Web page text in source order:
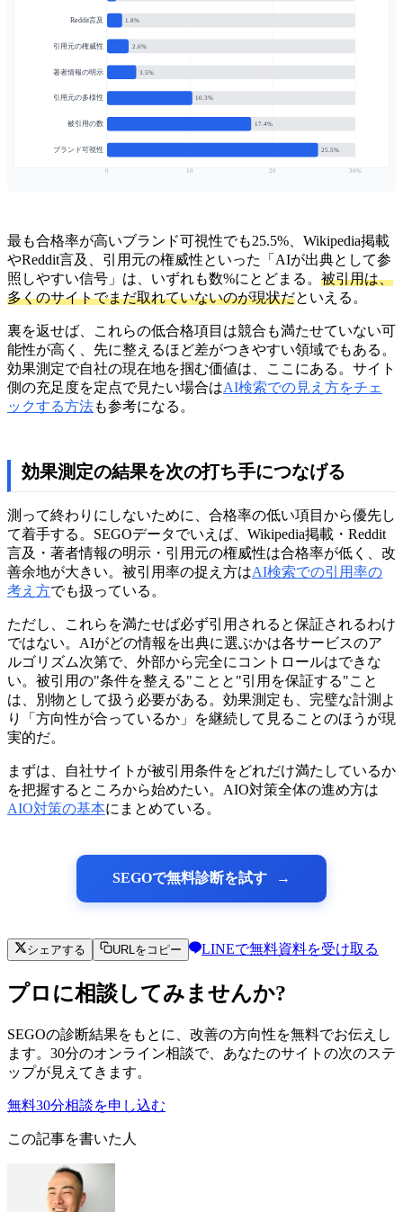
0 10 20 30%
Reddit言及 1.8%
引用元の権威性 2.6%
著者情報の明示 3.5%
引用元の多様性 10.3%
被引用の数 17.4%
ブランド可視性 25.5%
最も合格率が高いブランド可視性でも25.5%、Wikipedia掲載
やReddit言及、引用元の権威性といった「AIが出典として参
照しやすい信号」は、いずれも数%にとどまる。 被引用は、
多くのサイトでまだ取れていないのが現状だといえる。
裏を返せば、これらの低合格項目は競合も満たせていない可
能性が高く、先に整えるほど差がつきやすい領域でもある。
効果測定で自社の現在地を掴む価値は、ここにある。サイト
側の充足度を定点で見たい場合はAI検索での見え方をチェ
ックする方法も参考になる。
効果測定の結果を次の打ち手につなげる
測って終わりにしないために、合格率の低い項目から優先し
て着手する。SEGOデータでいえば、Wikipedia掲載・Reddit
言及・著者情報の明示・引用元の権威性は合格率が低く、改
善余地が大きい。被引用率の捉え方はAI検索での引用率の
考え方でも扱っている。
ただし、これらを満たせば必ず引用されると保証されるわけ
ではない。AIがどの情報を出典に選ぶかは各サービスのア
ルゴリズム次第で、外部から完全にコントロールはできな
い。被引用の"条件を整える"ことと"引用を保証する"こと
は、別物として扱う必要がある。効果測定も、完璧な計測よ
り「方向性が合っているか」を継続して見ることのほうが現
実的だ。
まずは、自社サイトが被引用条件をどれだけ満たしているか
を把握するところから始めたい。AIO対策全体の進め方は
AIO対策の基本にまとめている。
SEGOで無料診断を試す
シェアする URLをコピー LINEで無料資料を受け取る
プロに相談してみませんか?
SEGOの診断結果をもとに、改善の方向性を無料でお伝えし
ます。30分のオンライン相談で、あなたのサイトの次のステ
ップが見えてきます。
無料30分相談を申し込む
この記事を書いた人